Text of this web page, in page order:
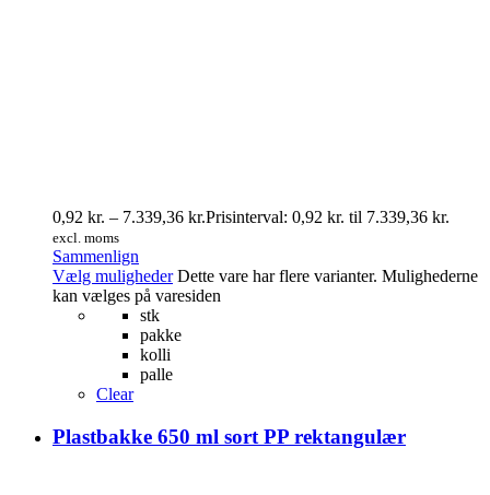
0,92 kr. – 7.339,36 kr.Prisinterval: 0,92 kr. til 7.339,36 kr.
excl. moms
Sammenlign
Vælg muligheder Dette vare har flere varianter. Mulighederne
kan vælges på varesiden
stk
pakke
kolli
palle
Clear
Plastbakke 650 ml sort PP rektangulær